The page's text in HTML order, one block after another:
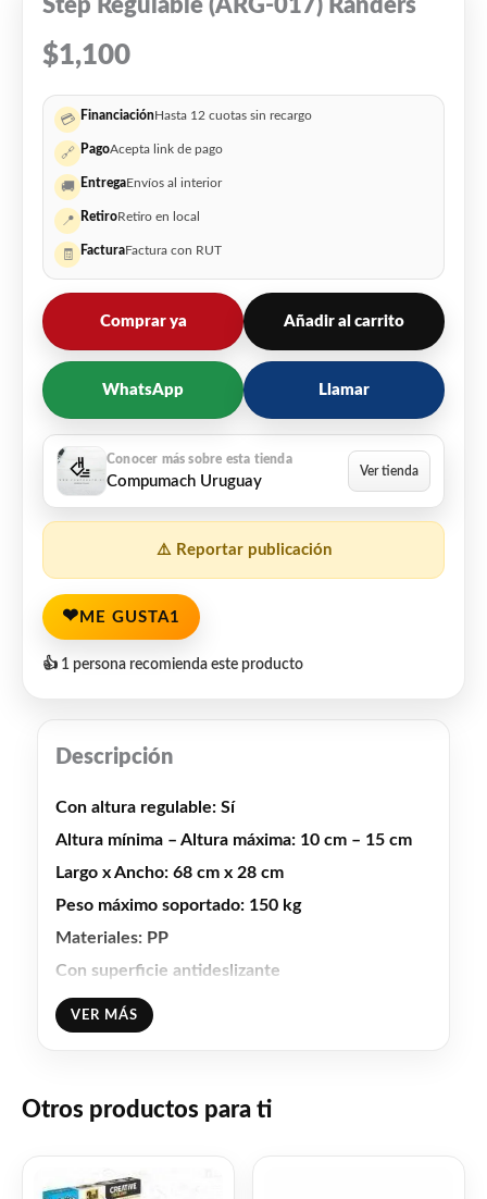
Step Regulable (ARG-017) Randers
$1,100
💳 FinanciaciónHasta 12 cuotas sin recargo
🔗 PagoAcepta link de pago
🚚 EntregaEnvíos al interior
📍 RetiroRetiro en local
🧾 FacturaFactura con RUT
Comprar ya Añadir al carrito
WhatsApp Llamar
Compumach Uruguay
⚠️ Reportar publicación
❤ ME GUSTA1
👍 1 persona recomienda este producto
Descripción
Con altura regulable: Sí
Altura mínima – Altura máxima: 10 cm – 15 cm
Largo x Ancho: 68 cm x 28 cm
Peso máximo soportado: 150 kg
Materiales: PP
Con superficie antideslizante
👍 1 persona recomienda este producto
VER MÁS
Otros productos para ti